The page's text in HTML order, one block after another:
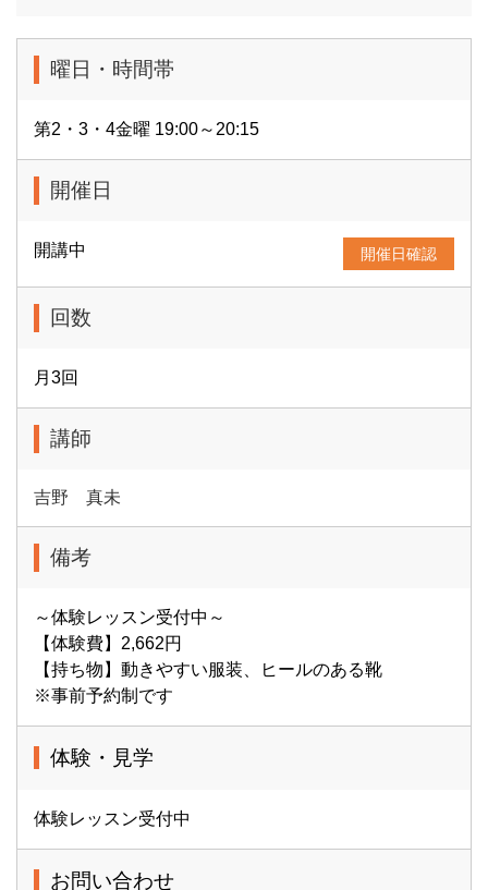
曜日・時間帯
第2・3・4金曜 19:00～20:15
開催日
開講中 開催日確認
回数
月3回
講師
吉野 真未
備考
～体験レッスン受付中～
【体験費】2,662円
【持ち物】動きやすい服装、ヒールのある靴
※事前予約制です
体験・見学
体験レッスン受付中
お問い合わせ